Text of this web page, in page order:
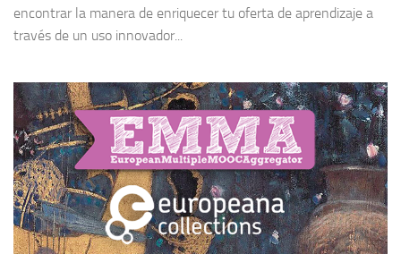
encontrar la manera de enriquecer tu oferta de aprendizaje a
través de un uso innovador...